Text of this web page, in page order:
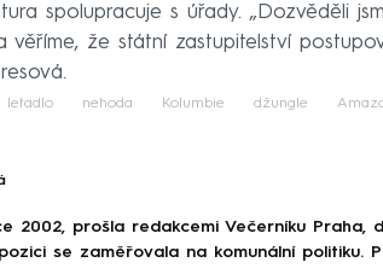
spolupracuje s úřady. „Dozvěděli
věříme, že státní zastupitelství
letadlo nehoda Kolumbie džungle
2002, prošla redakcemi Večerníku Praha,
se zaměřovala na komunální politiku.